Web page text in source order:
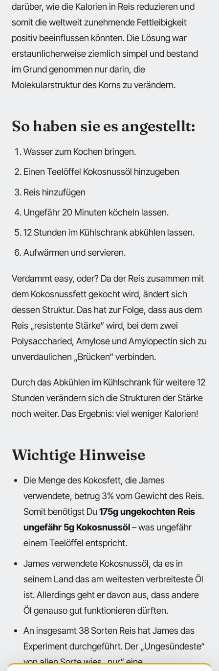
darüber, wie die Kalorien in Reis reduzieren und
somit die weltweit zunehmende Fettleibigkeit
positiv beeinflussen könnten. Die Lösung war
erstaunlicherweise ziemlich simpel und bestand
im Grund genommen nur darin, die
Molekularstruktur des Korns zu verändern.
So haben sie es angestellt:
Wasser zum Kochen bringen.
Einen Teelöffel Kokosnussöl hinzugeben
Reis hinzufügen
Ungefähr 20 Minuten köcheln lassen.
12 Stunden im Kühlschrank abkühlen lassen.
Aufwärmen und servieren.
Verdammt easy, oder? Da der Reis zusammen mit
dem Kokosnussfett gekocht wird, ändert sich
dessen Struktur. Das hat zur Folge, dass aus dem
Reis „resistente Stärke“ wird, bei dem zwei
Polysaccharied, Amylose und Amylopectin sich zu
unverdaulichen „Brücken“ verbinden.
Durch das Abkühlen im Kühlschrank für weitere 12
Stunden verändern sich die Strukturen der Stärke
noch weiter. Das Ergebnis: viel weniger Kalorien!
Wichtige Hinweise
Die Menge des Kokosfett, die James
verwendete, betrug 3% vom Gewicht des Reis.
Somit benötigst Du175g ungekochten Reis
ungefähr 5g Kokosnussöl– was ungefähr
einem Teelöffel entspricht.
James verwendete Kokosnussöl, da es in
seinem Land das am weitesten verbreiteste Öl
ist. Allerdings geht er davon aus, dass andere
Öl genauso gut funktionieren dürften.
An insgesamt 38 Sorten Reis hat James das
Experiment durchgeführt. Der „Ungesündeste“
von allen Sorte wies „nur“ eine